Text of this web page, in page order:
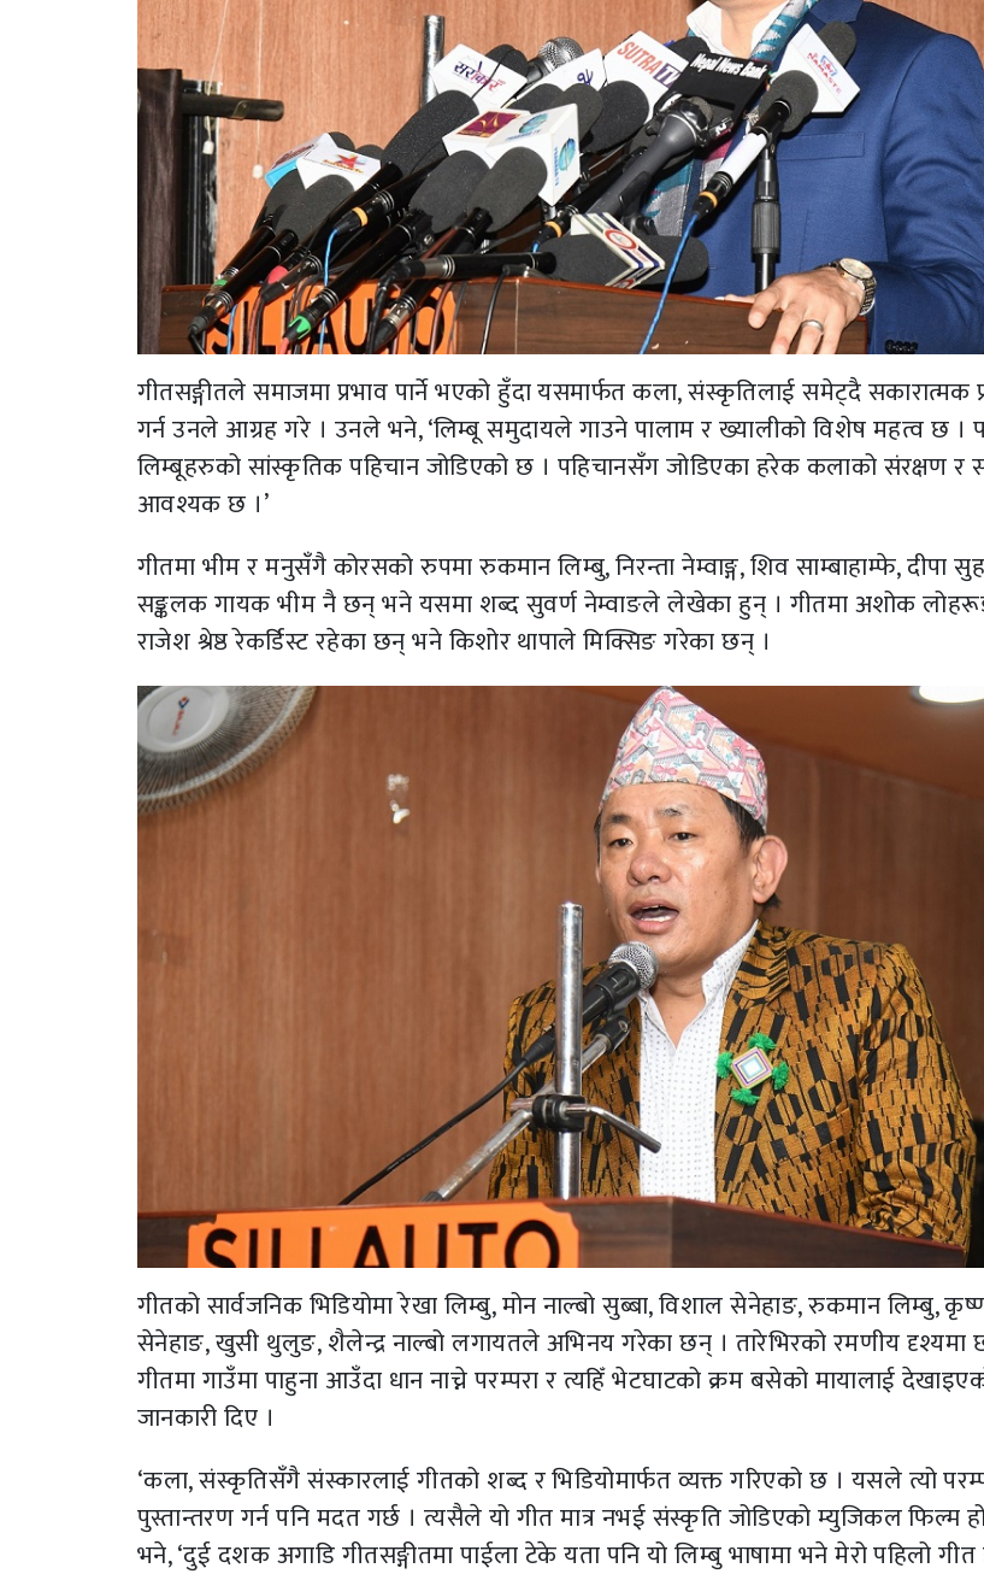
गीतसङ्गीतले समाजमा प्रभाव पार्ने भएको हुँदा यसमार्फत कला, संस्कृतिलाई समेट्दै सकारात्मक
गर्न उनले आग्रह गरे । उनले भने, ‘लिम्बू समुदायले गाउने पालाम र ख्यालीको विशेष महत्व छ ।
लिम्बूहरुको सांस्कृतिक पहिचान जोडिएको छ । पहिचानसँग जोडिएका हरेक कलाको संरक्षण र
आवश्यक छ ।’
गीतमा भीम र मनुसँगै कोरसको रुपमा रुकमान लिम्बु, निरन्ता नेम्वाङ्ग, शिव साम्बाहाम्फे, दीपा
सङ्कलक गायक भीम नै छन् भने यसमा शब्द सुवर्ण नेम्वाङले लेखेका हुन् । गीतमा अशोक लोहरूङ
राजेश श्रेष्ठ रेकर्डिस्ट रहेका छन् भने किशोर थापाले मिक्सिङ गरेका छन् ।
गीतको सार्वजनिक भिडियोमा रेखा लिम्बु, मोन नाल्बो सुब्बा, विशाल सेनेहाङ, रुकमान लिम्बु,
सेनेहाङ, खुसी थुलुङ, शैलेन्द्र नाल्बो लगायतले अभिनय गरेका छन् । तारेभिरको रमणीय दृश्यमा
गीतमा गाउँमा पाहुना आउँदा धान नाच्ने परम्परा र त्यहिँ भेटघाटको क्रम बसेको मायालाई
जानकारी दिए ।
‘कला, संस्कृतिसँगै संस्कारलाई गीतको शब्द र भिडियोमार्फत व्यक्त गरिएको छ । यसले त्यो
पुस्तान्तरण गर्न पनि मदत गर्छ । त्यसैले यो गीत मात्र नभई संस्कृति जोडिएको म्युजिकल फिल्म
भने, ‘दुई दशक अगाडि गीतसङ्गीतमा पाईला टेके यता पनि यो लिम्बु भाषामा भने मेरो पहिलो गीत